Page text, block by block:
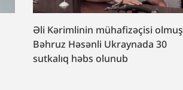
Əli Kərimlinin mühafizəçisi olmuş
Bəhruz Həsənli Ukraynada 30
sutkalıq həbs olunub